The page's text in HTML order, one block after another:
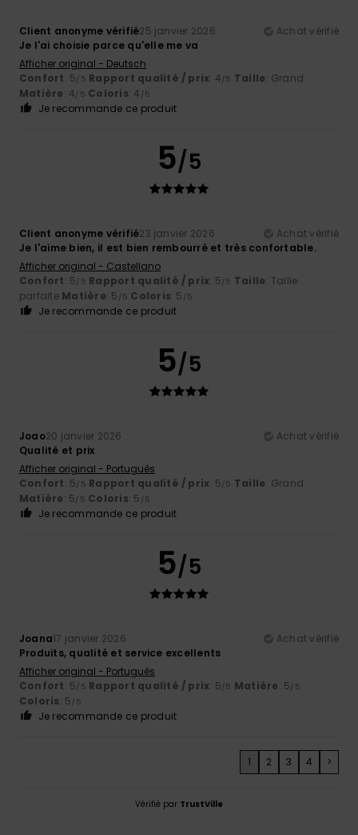
Client anonyme vérifié25 janvier 2026
Achat vérifié
Je l'ai choisie parce qu'elle me va
Afficher original - Deutsch
Confort: 5/5 Rapport qualité / prix: 4/5 Taille: Grand
Matière: 4/5 Coloris: 4 /5
Je recommande ce produit
5/5
Client anonyme vérifié23 janvier 2026
Achat vérifié
Je l'aime bien, il est bien rembourré et très confortable.
Afficher original - Castellano
Confort: 5/5 Rapport qualité / prix: 5/5 Taille: Taille
parfaite Matière: 5 /5 Coloris: 5 /5
Je recommande ce produit
5/5
Joao20 janvier 2026
Achat vérifié
Qualité et prix
Afficher original - Português
Confort: 5/5 Rapport qualité / prix: 5/5 Taille: Grand
Matière: 5/5 Coloris: 5 /5
Je recommande ce produit
5/5
Joana17 janvier 2026
Achat vérifié
Produits, qualité et service excellents
Afficher original - Português
Confort: 5/5 Rapport qualité / prix: 5/5 Matière: 5/5
Coloris: 5/5
Je recommande ce produit
1 2 3 4 >
Vérifié par TrustVille